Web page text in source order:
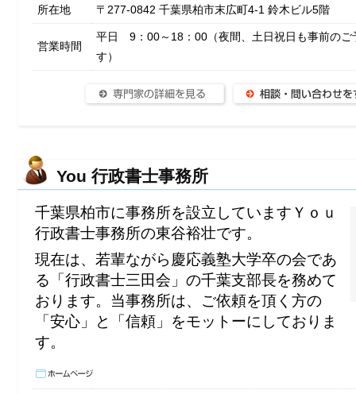
所在地 〒277-0842 千葉県柏市末広町4-1 鈴木ビル5階
営業時間
平日 9：00～18：00（夜間、土日祝日も事前のご
す）
You 行政書士事務所
千葉県柏市に事務所を設立していますＹｏｕ
行政書士事務所の東谷裕壮です。
現在は、若輩ながら慶応義塾大学卒の会であ
る「行政書士三田会」の千葉支部長を務めて
おります。当事務所は、ご依頼を頂く方の
「安心」と「信頼」をモットーにしておりま
す。